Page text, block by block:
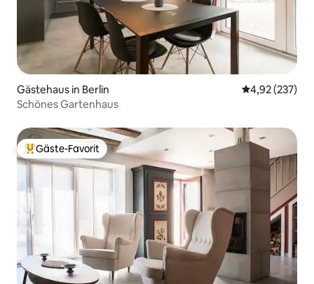
Gästehaus in Berlin
4,92 (237)
Schönes Gartenhaus
Beliebter Gäste-Favorit.
Gäste-Favorit